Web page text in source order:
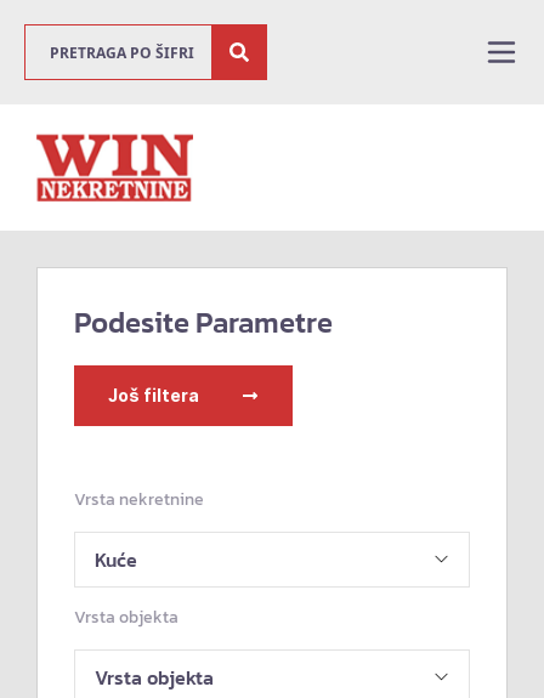
Podesite Parametre
Još filtera
Vrsta nekretnine
Vrsta objekta